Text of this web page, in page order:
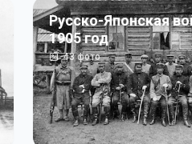
Русско-Японская
1905 год
43фото